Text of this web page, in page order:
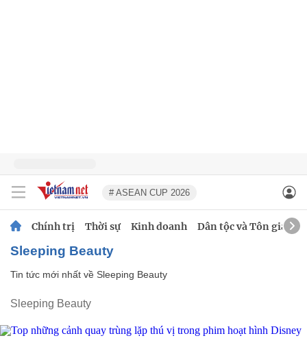
# ASEAN CUP 2026
Chính trị Thời sự Kinh doanh Dân tộc và Tôn giáo
Sleeping Beauty
Tin tức mới nhất về Sleeping Beauty
Sleeping Beauty